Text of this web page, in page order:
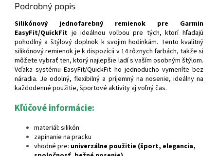
Podrobný popis
Silikónový jednofarebný remienok pre Garmin
EasyFit/QuickFit je ideálnou voľbou pre tých, ktorí hľadajú
pohodlný a štýlový doplnok k svojim hodinkám. Tento kvalitný
silikónový remienok je k dispozícii v 14 rôznych farbách, takže si
môžete vybrať ten, ktorý najlepšie ladí s vaším osobným štýlom.
Vďaka systému EasyFit/QuickFit ho jednoducho vymeníte bez
náradia. Je odolný, flexibilný a príjemný na nosenie, ideálny na
každodenné použitie, športové aktivity aj voľný čas.
Kľúčové informácie:
materiál: silikón
zapínanie na pracku
vhodné pre: univerzálne použitie (šport, elegancia,